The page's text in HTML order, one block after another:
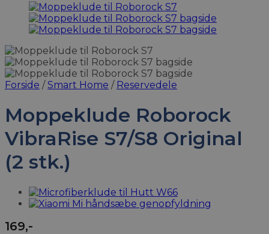
Forside / Smart Home / Reservedele
Moppeklude Roborock
VibraRise S7/S8 Original
(2 stk.)
169,-